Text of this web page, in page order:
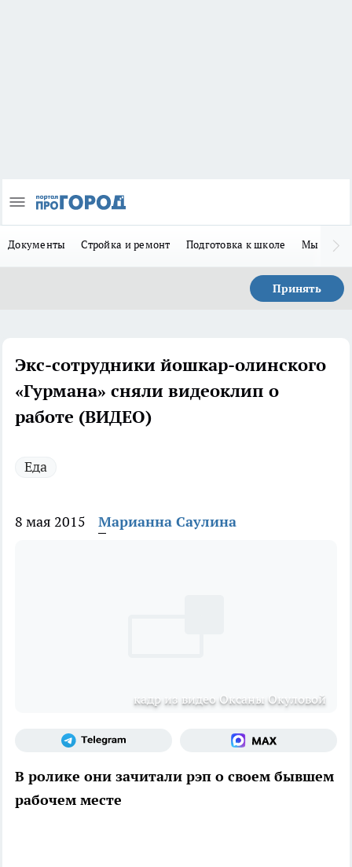
Документы Стройка и ремонт Подготовка к школе Мы в MAX
Принять
Экс-сотрудники йошкар-олинского
«Гурмана» сняли видеоклип о
работе (ВИДЕО)
Еда
8 мая 2015 Марианна Саулина
кадр из видео Оксаны Окуловой
В ролике они зачитали рэп о своем бывшем
рабочем месте